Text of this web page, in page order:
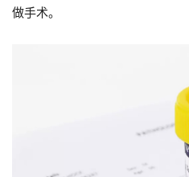
做手术。